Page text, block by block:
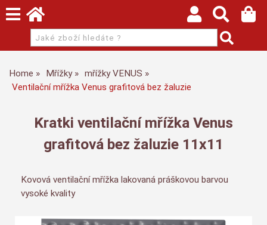
Home Mřížky
mřížky VENUS
Ventilační mřížka Venus grafitová bez žaluzie
Kratki ventilační mřížka Venus
grafitová bez žaluzie 11x11
Kovová ventilační mřížka lakovaná práškovou barvou
vysoké kvality